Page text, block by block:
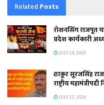
Related Posts
रोशनसिंग राजपूत
प्रदेश कार्यकारी
JULY 24, 2026
ठाकूर सूरजसिंह
राष्ट्रीय महामंत्रीपदी
JULY 23, 2026